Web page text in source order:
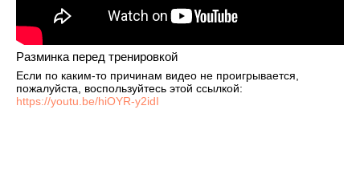
Разминка перед тренировкой
Если по каким-то причинам видео не проигрывается,
пожалуйста, воспользуйтесь этой ссылкой:
https://youtu.be/hiOYR-y2idI